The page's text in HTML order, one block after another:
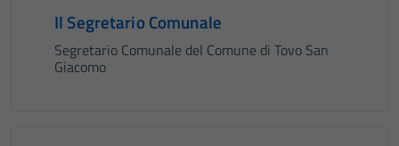
Il Segretario Comunale
Segretario Comunale del Comune di Tovo San
Giacomo